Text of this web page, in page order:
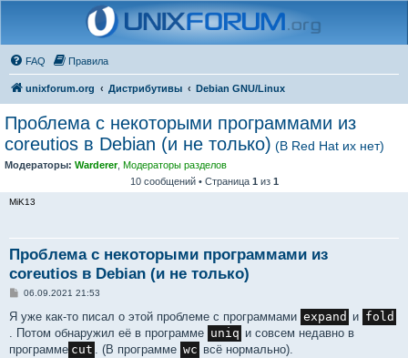
FAQ Правила
unixforum.org Дистрибутивы Debian GNU/Linux
Проблема с некоторыми программами из
coreutios в Debian (и не только) (В Red Hat их нет)
Модераторы: Warderer, Модераторы разделов
10 сообщений • Страница 1 из 1
MiK13
Проблема с некоторыми программами из
coreutios в Debian (и не только)
С
о
б
щ
е
06.09.2021 21:53
Я уже как-то писал о этой проблеме с программами expand и fold
. Потом обнаружил её в программе uniq и совсем недавно в
программе cut . (В программе wc всё нормально).